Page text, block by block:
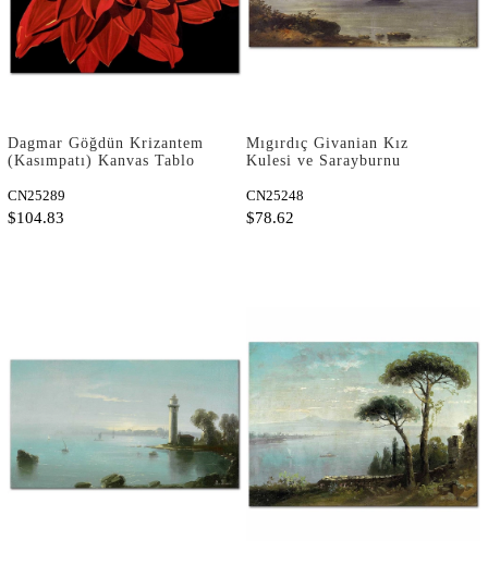
Dagmar Göğdün Krizantem
(Kasımpatı) Kanvas Tablo
CN25289
$104.83
Mıgırdıç Givanian Kız
Kulesi ve Sarayburnu
CN25248
$78.62